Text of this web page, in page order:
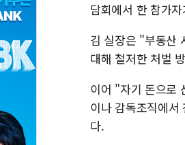
담회에서 한 참가
김 실장은 "부동산
대해 철저한 처벌
이어 "자기 돈으로
이나 감독조직에
다.